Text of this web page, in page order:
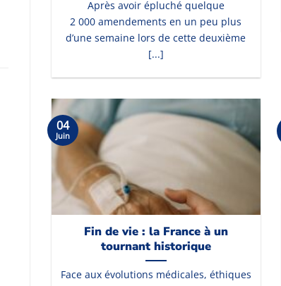
Après avoir épluché quelque
2 000 amendements en un peu plus
d’une semaine lors de cette deuxième
[...]
Fin de vie : la France à un
tournant historique
Face aux évolutions médicales, éthiques
04
Juin